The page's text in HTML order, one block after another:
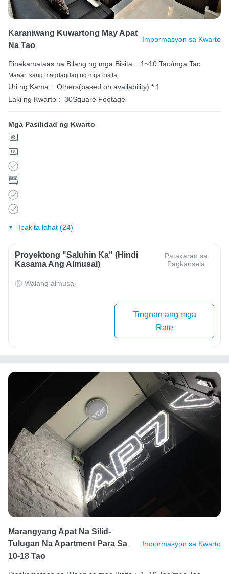
Karaniwang Kuwartong May Apat
Na Tao
Impormasyon sa Kwarto
Pinakamataas na Bilang ng mga Bisita : 1~10 Tao/mga Tao
Maaari kang magdagdag ng mga bisita
Uri ng Kama : Others(based on availability) * 1
Laki ng Kwarto : 30Square Footage
Mga Pasilidad ng Kwarto
Ipakita lahat (24)
Proyektong "Saluhin Ka" (Hindi
Kasama Ang Almusal)
Patakaran sa
Pagkansela
Walang almusal
Tingnan ang mga
Rate
Marangyang Apat Na Silid-
Tulugan Na Apartment Para Sa
10-18 Tao
Impormasyon sa Kwarto